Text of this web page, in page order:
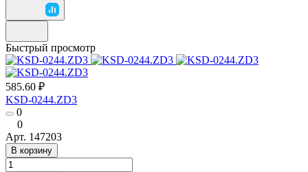
Быстрый просмотр
585.60 ₽
KSD-0244.ZD3
0
0
Арт. 147203
В корзину